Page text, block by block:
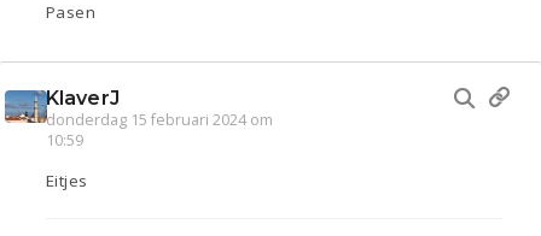
Pasen
KlaverJ
donderdag 15 februari 2024 om
10:59
Eitjes